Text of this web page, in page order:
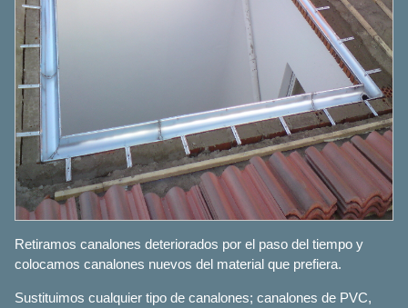
Retiramos canalones deteriorados por el paso del tiempo y
colocamos canalones nuevos del material que prefiera.
Sustituimos cualquier tipo de canalones; canalones de PVC,